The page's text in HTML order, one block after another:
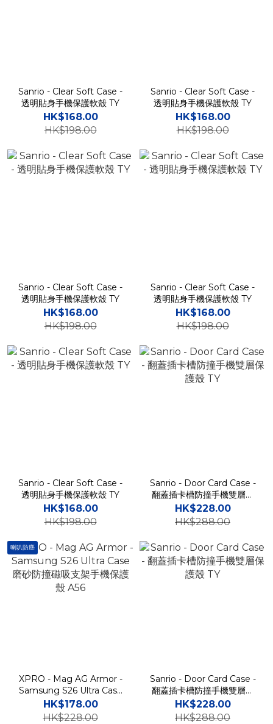
Sanrio - Clear Soft Case -
透明貼身手機保護軟殼 TY
HK$168.00
HK$198.00
Sanrio - Clear Soft Case -
透明貼身手機保護軟殼 TY
HK$168.00
HK$198.00
Sanrio - Clear Soft Case -
透明貼身手機保護軟殼 TY
HK$168.00
HK$198.00
Sanrio - Clear Soft Case -
透明貼身手機保護軟殼 TY
HK$168.00
HK$198.00
Sanrio - Clear Soft Case -
透明貼身手機保護軟殼 TY
HK$168.00
HK$198.00
Sanrio - Door Card Case -
翻蓋插卡槽防撞手機雙層保
護殼 TY
HK$228.00
HK$288.00
喇叭防塵
XPRO - Mag AG Armor -
Samsung S26 Ultra Case
磨砂防撞磁吸支架手機保護
殼 A56
HK$178.00
HK$228.00
Sanrio - Door Card Case -
翻蓋插卡槽防撞手機雙層保
護殼 TY
HK$228.00
HK$288.00